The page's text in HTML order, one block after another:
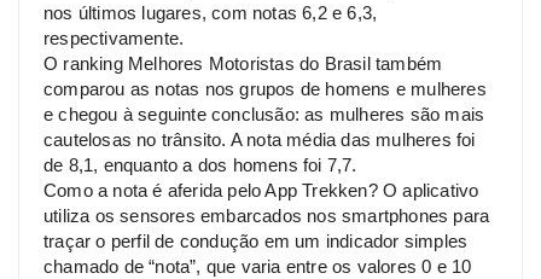
nos últimos lugares, com notas 6,2 e 6,3,
respectivamente.
O ranking Melhores Motoristas do Brasil também
comparou as notas nos grupos de homens e mulheres
e chegou à seguinte conclusão: as mulheres são mais
cautelosas no trânsito. A nota média das mulheres foi
de 8,1, enquanto a dos homens foi 7,7.
Como a nota é aferida pelo App Trekken? O aplicativo
utiliza os sensores embarcados nos smartphones para
traçar o perfil de condução em um indicador simples
chamado de “nota”, que varia entre os valores 0 e 10